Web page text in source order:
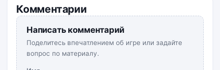
Комментарии
Написать комментарий
Поделитесь впечатлением об игре или задайте
вопрос по материалу.